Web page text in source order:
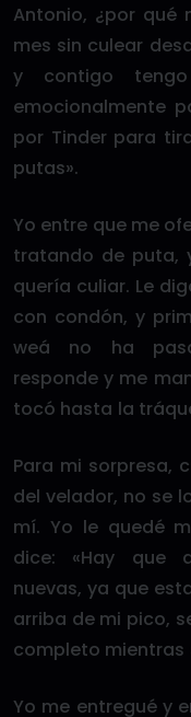
Antonio, ¿por qué
mes sin culear
y contigo
emocionalmente
por Tinder para
putas».
Yo entre que me
tratando de puta,
quería culiar. Le
con condón, y
weá no ha
responde y me
tocó hasta la
Para mi sorpresa,
del velador, no se
mí. Yo le quedé
dice: «Hay que
nuevas, ya que
arriba de mi pico,
completo mientras
Yo me entregué y